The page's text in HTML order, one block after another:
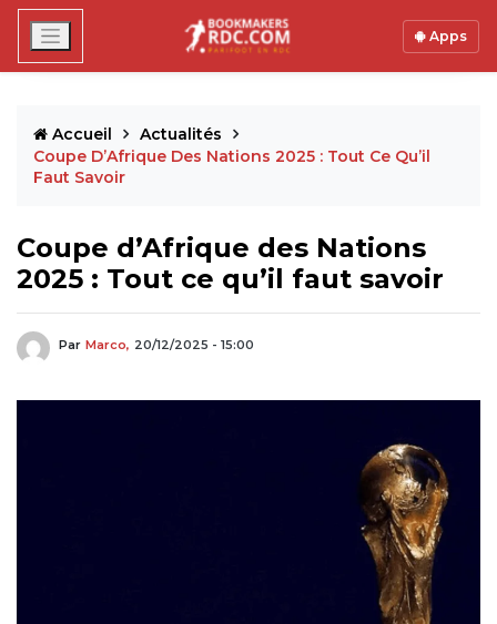
Apps
Accueil
Actualités
Coupe D’Afrique Des Nations 2025 : Tout Ce Qu’il
Faut Savoir
Coupe d’Afrique des Nations
2025 : Tout ce qu’il faut savoir
Par Marco, 20/12/2025 - 15:00